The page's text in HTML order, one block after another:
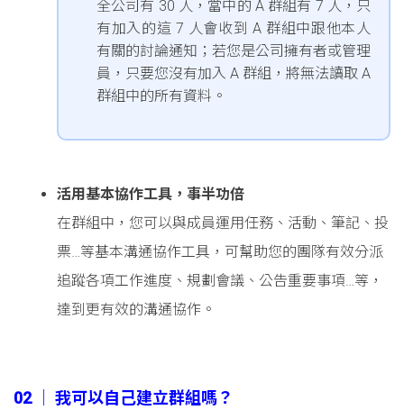
全公司有 30 人，當中的 A 群組有 7 人，只
有加入的這 7 人會收到 A 群組中跟他本人
有關的討論通知；若您是公司擁有者或管理
員，只要您沒有加入 A 群組，將無法讀取 A
群組中的所有資料。
活用基本協作工具，事半功倍
在群組中，您可以與成員運用任務、活動、筆記、投
票…等基本溝通協作工具，可幫助您的團隊有效分派
追蹤各項工作進度、規劃會議、公告重要事項…等，
達到更有效的溝通協作。
02 │ 我可以自己建立群組嗎？